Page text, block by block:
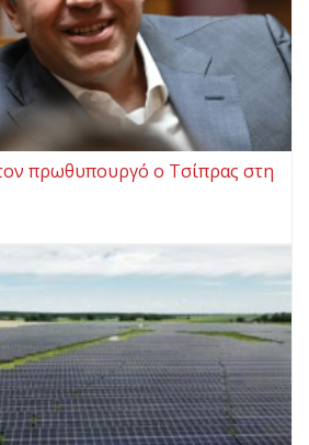
πρωθυπουργό ο Τσίπρας στη